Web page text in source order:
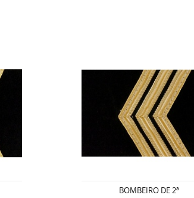
BOMBEIRO DE 2ª